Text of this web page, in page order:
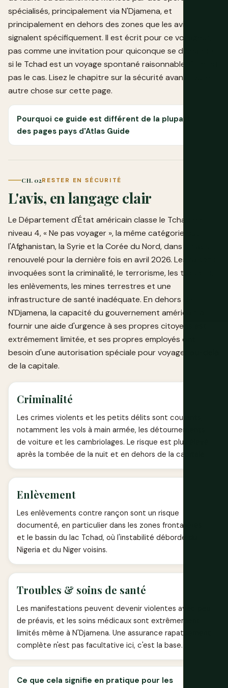
spécialisés, principalement via N'Djamena, et
principalement en dehors des zones que les avis
signalent spécifiquement. Il est écrit pour ce voyageur,
pas comme une invitation pour quiconque se demande
si le Tchad est un voyage spontané raisonnable. Ce n'est
pas le cas. Lisez le chapitre sur la sécurité avant toute
autre chose sur cette page.
Pourquoi ce guide est différent de la plupart
des pages pays d'Atlas Guide
CH. 02RESTER EN SÉCURITÉ
L'avis, en langage clair
Le Département d'État américain classe le Tchad en
niveau 4, « Ne pas voyager », la même catégorie que
l'Afghanistan, la Syrie et la Corée du Nord, dans un avis
renouvelé pour la dernière fois en avril 2026. Les raisons
invoquées sont la criminalité, le terrorisme, les troubles,
les enlèvements, les mines terrestres et une
infrastructure de santé inadéquate. En dehors de
N'Djamena, la capacité du gouvernement américain à
fournir une aide d'urgence à ses propres citoyens est
extrêmement limitée, et ses propres employés ont
besoin d'une autorisation spéciale pour voyager au-delà
de la capitale.
Criminalité
Les crimes violents et les petits délits sont courants,
notamment les vols à main armée, les détournements
de voiture et les cambriolages. Le risque est plus élevé
après la tombée de la nuit et en dehors de la capitale.
Enlèvement
Les enlèvements contre rançon sont un risque
documenté, en particulier dans les zones frontalières
et le bassin du lac Tchad, où l'instabilité déborde du
Nigeria et du Niger voisins.
Troubles & soins de santé
Les manifestations peuvent devenir violentes avec peu
de préavis, et les soins médicaux sont extrêmement
limités même à N'Djamena. Une assurance rapatriement
complète n'est pas facultative ici, c'est la base.
Ce que cela signifie en pratique pour les